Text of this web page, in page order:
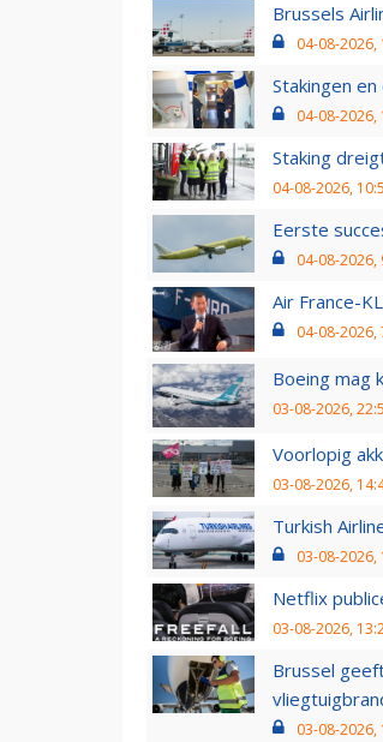
Brussels
04-08-2026,
Stakingen
04-08-2026,
Staking
04-08-2026,
Eerste
04-08-2026,
Air France-
04-08-2026,
Boeing mag
03-08-2026,
Voorlopig
03-08-2026,
Turkish
03-08-2026,
Netflix
03-08-2026,
Brussel
03-08-2026,